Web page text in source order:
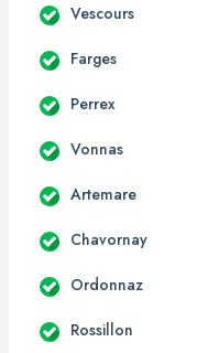
Vescours
Farges
Perrex
Vonnas
Artemare
Chavornay
Ordonnaz
Rossillon